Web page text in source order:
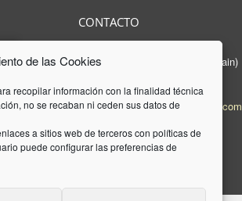
de las Cookies
recopilar información con la finalidad técnica
no se recaban ni ceden sus datos de
a sitios web de terceros con políticas de
puede configurar las preferencias de
CONTACTO
08208 Sabadell - Barcelona (Spain)
Fax:93 745 15 35
E-mail:mail@luquez-associats.com